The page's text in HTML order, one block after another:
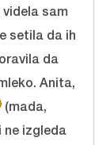
videla sam
setila da ih
da
Anita,
(mada,
ne izgleda